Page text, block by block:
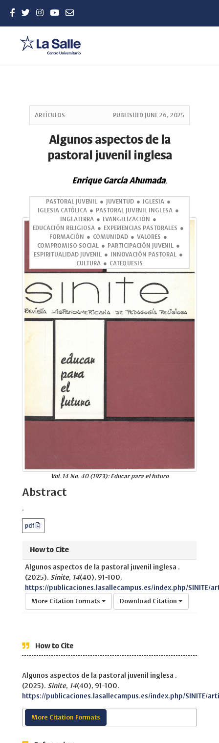
Sidebar
ARTÍCULOS PUBLISHED JUNE 26, 2025
Algunos aspectos de la
pastoral juvenil inglesa
Enrique García Ahumada,
PASTORAL JUVENIL JUVENTUD
IGLESIA
IGLESIA CATÓLICA
PASTORAL JUVENIL INGLESA
INGLATERRA
EVANGELIZACIÓN
EDUCACIÓN RELIGIOSA
EXPERIENCIAS PASTORALES
FORMACIÓN
COMUNIDAD
VALORES
COMPROMISO SOCIAL
PARTICIPACIÓN JUVENIL
ESPIRITUALIDAD JUVENIL
INNOVACIÓN PASTORAL
CULTURA
CATEQUESIS
Vol. 14 No. 40 (1973): Educar para el futuro
Abstract
.
pdf
How to Cite
Algunos aspectos de la pastoral juvenil inglesa .
(2025). Sinite, 14(40), 91-100.
https://publicaciones.lasallecampus.es/index.php/SINITE/
More Citation Formats Download Citation
How to Cite
Algunos aspectos de la pastoral juvenil inglesa .
(2025). Sinite, 14(40), 91-100.
https://publicaciones.lasallecampus.es/index.php/SINITE/
More Citation Formats